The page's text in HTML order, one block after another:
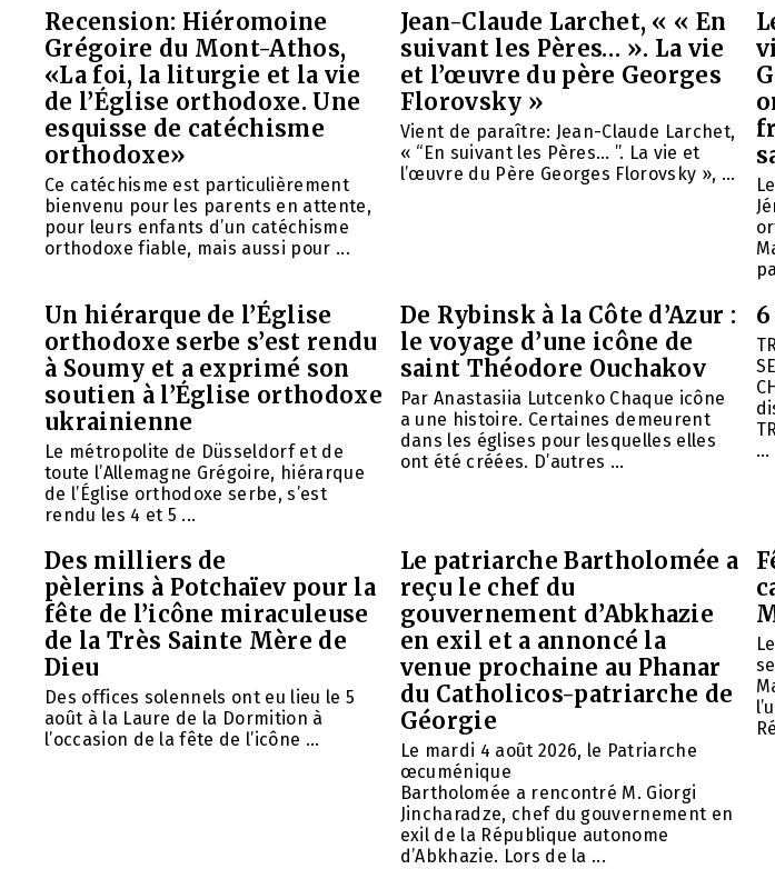
Recension: Hiéromoine
Grégoire du Mont-Athos,
«La foi, la liturgie et la vie
de l’Église orthodoxe. Une
esquisse de catéchisme
orthodoxe»
Ce catéchisme est particulièrement
bienvenu pour les parents en attente,
pour leurs enfants d’un catéchisme
orthodoxe fiable, mais aussi pour ...
Jean-Claude Larchet, « « En
suivant les Pères… ». La vie
et l’œuvre du père Georges
Florovsky »
Vient de paraître: Jean-Claude Larchet,
« “En suivant les Pères… ”. La vie et
l’œuvre du Père Georges Florovsky », ...
Un hiérarque de l’Église
orthodoxe serbe s’est rendu
à Soumy et a exprimé son
soutien à l’Église orthodoxe
ukrainienne
Le métropolite de Düsseldorf et de
toute l’Allemagne Grégoire, hiérarque
de l’Église orthodoxe serbe, s’est
rendu les 4 et 5 ...
De Rybinsk à la Côte d’Azur :
le voyage d’une icône de
saint Théodore Ouchakov
Par Anastasiia Lutcenko Chaque icône
a une histoire. Certaines demeurent
dans les églises pour lesquelles elles
ont été créées. D’autres ...
...
Des milliers de
pèlerins à Potchaïev pour la
fête de l’icône miraculeuse
de la Très Sainte Mère de
Dieu
Des offices solennels ont eu lieu le 5
août à la Laure de la Dormition à
l’occasion de la fête de l’icône ...
Le patriarche Bartholomée a
reçu le chef du
gouvernement d’Abkhazie
en exil et a annoncé la
venue prochaine au Phanar
du Catholicos-patriarche de
Géorgie
Le mardi 4 août 2026, le Patriarche
œcuménique
Bartholomée a rencontré M. Giorgi
Jincharadze, chef du gouvernement en
exil de la République autonome
d’Abkhazie. Lors de la ...